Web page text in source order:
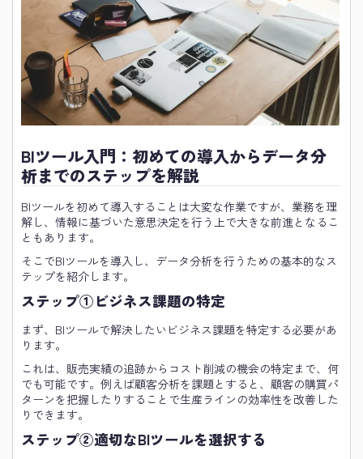
BIツール入門：初めての導入からデータ分
析までのステップを解説
BIツールを初めて導入することは大変な作業ですが、業務を理
解し、情報に基づいた意思決定を行う上で大きな前進となるこ
ともあります。
そこでBIツールを導入し、データ分析を行うための基本的なス
テップを紹介します。
ステップ①ビジネス課題の特定
まず、BIツールで解決したいビジネス課題を特定する必要があ
ります。
これは、販売実績の追跡からコスト削減の機会の特定まで、何
でも可能です。例えば顧客分析を課題とすると、顧客の購買パ
ターンを把握したりすることで生産ラインの効率性を改善した
りできます。
ステップ②適切なBIツールを選択する